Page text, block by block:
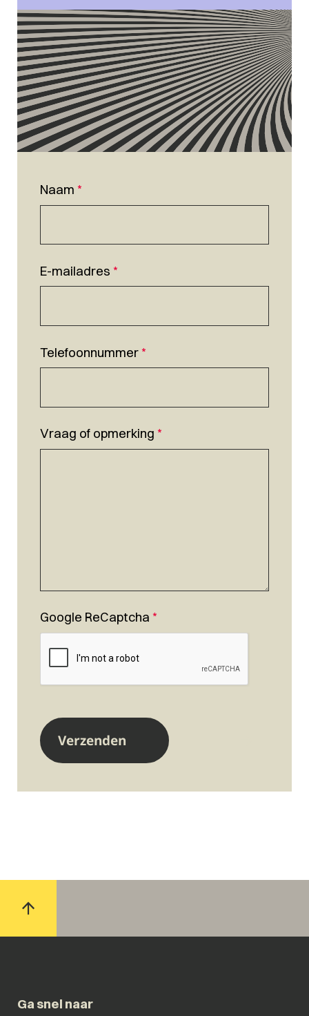
Naam *
E-mailadres *
Telefoonnummer*
Vraag of opmerking *
Google ReCaptcha *
Ga snel naar